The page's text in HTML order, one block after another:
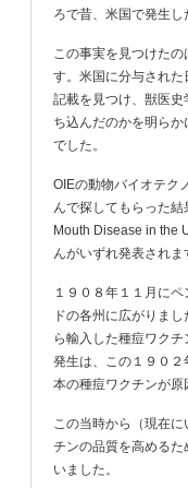
ろで昔、米国で発生
この事実を見つけた
す。米国に分与され
記載を見つけ、獣医
ち込んだのかを明ら
でした。
OIEの動物バイオテク
んで探してもらった
Mouth Disease in the
んがいずれ発表され
１９０８年１１月に
ドの各州に広がりま
ら輸入した種痘ワク
発生は、この１９０
本の種痘ワクチンが
この当時から（現在
チンの品質を高める
いました。